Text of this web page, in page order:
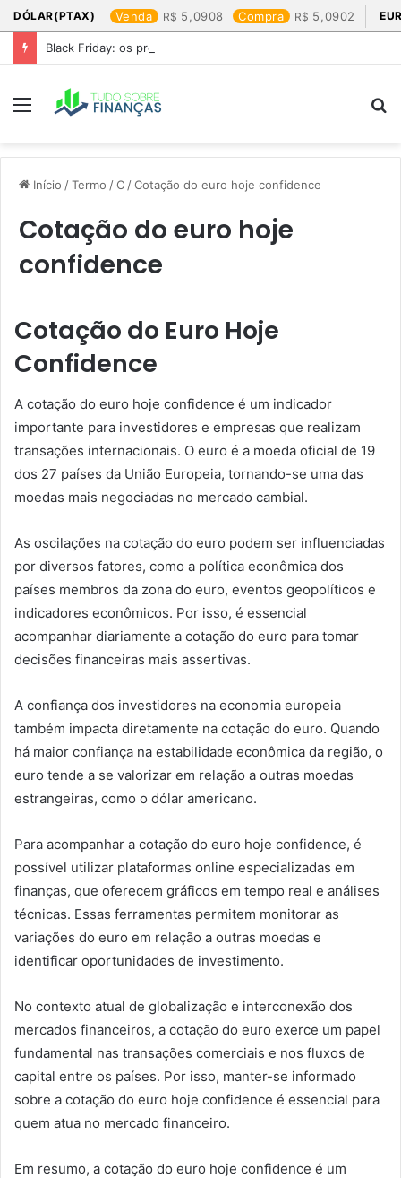
DÓLAR(PTAX) Venda 5,0908 Compra 5,0902
Black Friday: os produtos que mais valem a pena
Menu
Início /Termo /C /Cotação do euro hoje confidence​
Cotação do euro hoje
confidence​
Cotação do Euro Hoje
Confidence
A cotação do euro hoje confidence é um indicador
importante para investidores e empresas que realizam
transações internacionais. O euro é a moeda oficial de 19
dos 27 países da União Europeia, tornando-se uma das
moedas mais negociadas no mercado cambial.
As oscilações na cotação do euro podem ser influenciadas
por diversos fatores, como a política econômica dos
países membros da zona do euro, eventos geopolíticos e
indicadores econômicos. Por isso, é essencial
acompanhar diariamente a cotação do euro para tomar
decisões financeiras mais assertivas.
A confiança dos investidores na economia europeia
também impacta diretamente na cotação do euro. Quando
há maior confiança na estabilidade econômica da região, o
euro tende a se valorizar em relação a outras moedas
estrangeiras, como o dólar americano.
Para acompanhar a cotação do euro hoje confidence, é
possível utilizar plataformas online especializadas em
finanças, que oferecem gráficos em tempo real e análises
técnicas. Essas ferramentas permitem monitorar as
variações do euro em relação a outras moedas e
identificar oportunidades de investimento.
No contexto atual de globalização e interconexão dos
mercados financeiros, a cotação do euro exerce um papel
fundamental nas transações comerciais e nos fluxos de
capital entre os países. Por isso, manter-se informado
sobre a cotação do euro hoje confidence é essencial para
quem atua no mercado financeiro.
Em resumo, a cotação do euro hoje confidence é um